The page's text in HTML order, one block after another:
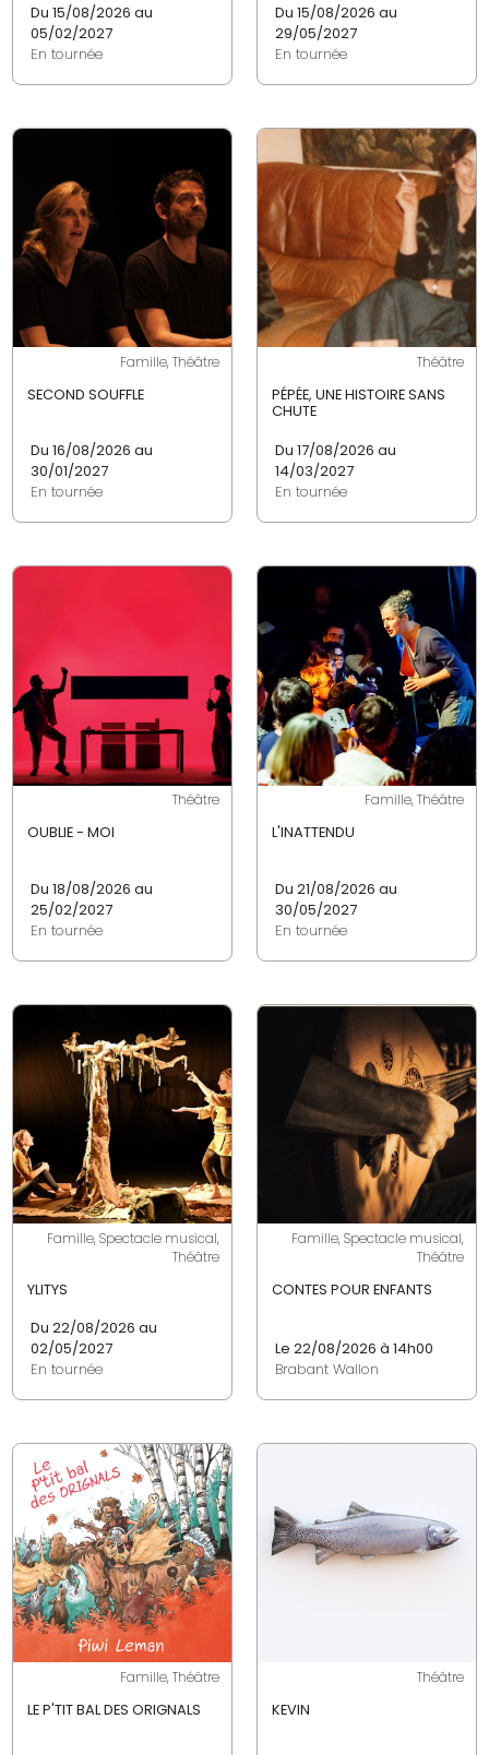
Du 15/08/2026 au
05/02/2027
En tournée
Du 15/08/2026 au
29/05/2027
En tournée
Famille, Théâtre
SECOND SOUFFLE
Du 16/08/2026 au
30/01/2027
En tournée
Théâtre
PÉPÉE, UNE HISTOIRE SANS
CHUTE
Du 17/08/2026 au
14/03/2027
En tournée
Théâtre
OUBLIE - MOI
Du 18/08/2026 au
25/02/2027
En tournée
Famille, Théâtre
L'INATTENDU
Du 21/08/2026 au
30/05/2027
En tournée
Famille, Spectacle musical,
Théâtre
YLITYS
Du 22/08/2026 au
02/05/2027
En tournée
Famille, Spectacle musical,
Théâtre
CONTES POUR ENFANTS
Le 22/08/2026 à 14h00
Brabant Wallon
Famille, Théâtre
LE P'TIT BAL DES ORIGNALS
Théâtre
KEVIN